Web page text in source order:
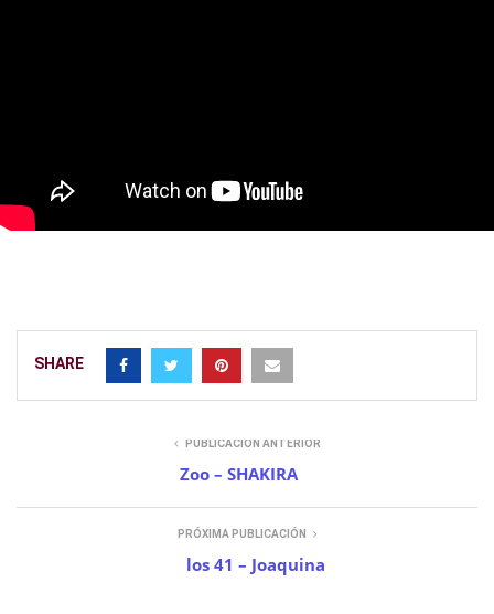
SHARE
PUBLICACIÓN ANTERIOR
Zoo – SHAKIRA
PRÓXIMA PUBLICACIÓN
los 41 – Joaquina